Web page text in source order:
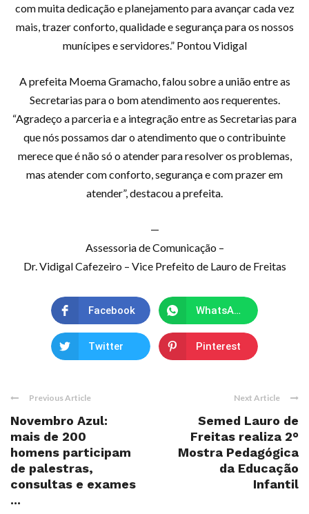
com muita dedicação e planejamento para avançar cada vez
mais, trazer conforto, qualidade e segurança para os nossos
munícipes e servidores.” Pontou Vidigal
A prefeita Moema Gramacho, falou sobre a união entre as
Secretarias para o bom atendimento aos requerentes.
“Agradeço a parceria e a integração entre as Secretarias para
que nós possamos dar o atendimento que o contribuinte
merece que é não só o atender para resolver os problemas,
mas atender com conforto, segurança e com prazer em
atender”, destacou a prefeita.
—
Assessoria de Comunicação –
Dr. Vidigal Cafezeiro – Vice Prefeito de Lauro de Freitas
Facebook WhatsApp
Twitter Pinterest
Previous Article
Novembro Azul:
mais de 200
homens participam
de palestras,
consultas e exames
...
Next Article
Semed Lauro de
Freitas realiza 2°
Mostra Pedagógica
da Educação
Infantil